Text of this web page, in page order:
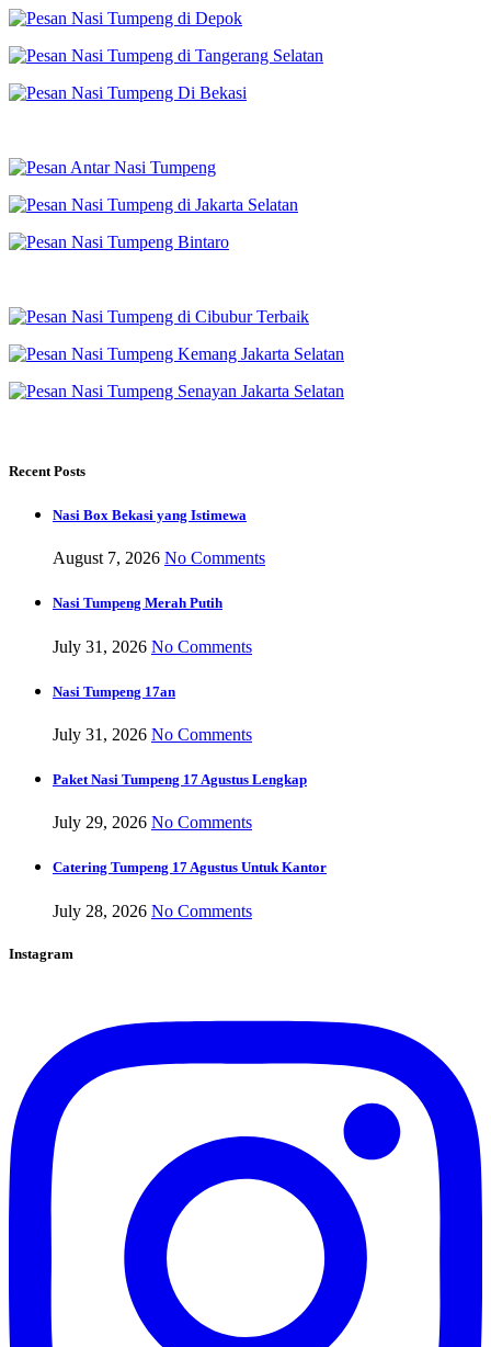
Recent Posts
Nasi Box Bekasi yang Istimewa
August 7, 2026 No Comments
Nasi Tumpeng Merah Putih
July 31, 2026 No Comments
Nasi Tumpeng 17an
July 31, 2026 No Comments
Paket Nasi Tumpeng 17 Agustus Lengkap
July 29, 2026 No Comments
Catering Tumpeng 17 Agustus Untuk Kantor
July 28, 2026 No Comments
Instagram